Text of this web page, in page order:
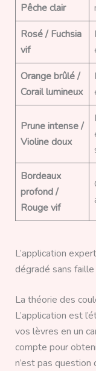
Pêche clair
Rosé / Fuchsia
vif
Orange brûlé /
Corail lumineux
Prune intense /
Violine doux
Bordeaux
profond /
Rouge vif
L’application
dégradé sans faille
La théorie des
L’application est
vos lèvres en un
compte pour
n’est pas